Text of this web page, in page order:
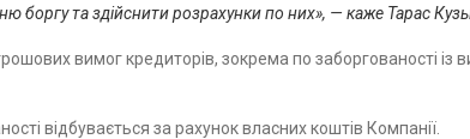
боргу та здійснити розрахунки по них», — каже Тарас
вимог кредиторів, зокрема по заборгованості
відбувається за рахунок власних коштів Компанії.